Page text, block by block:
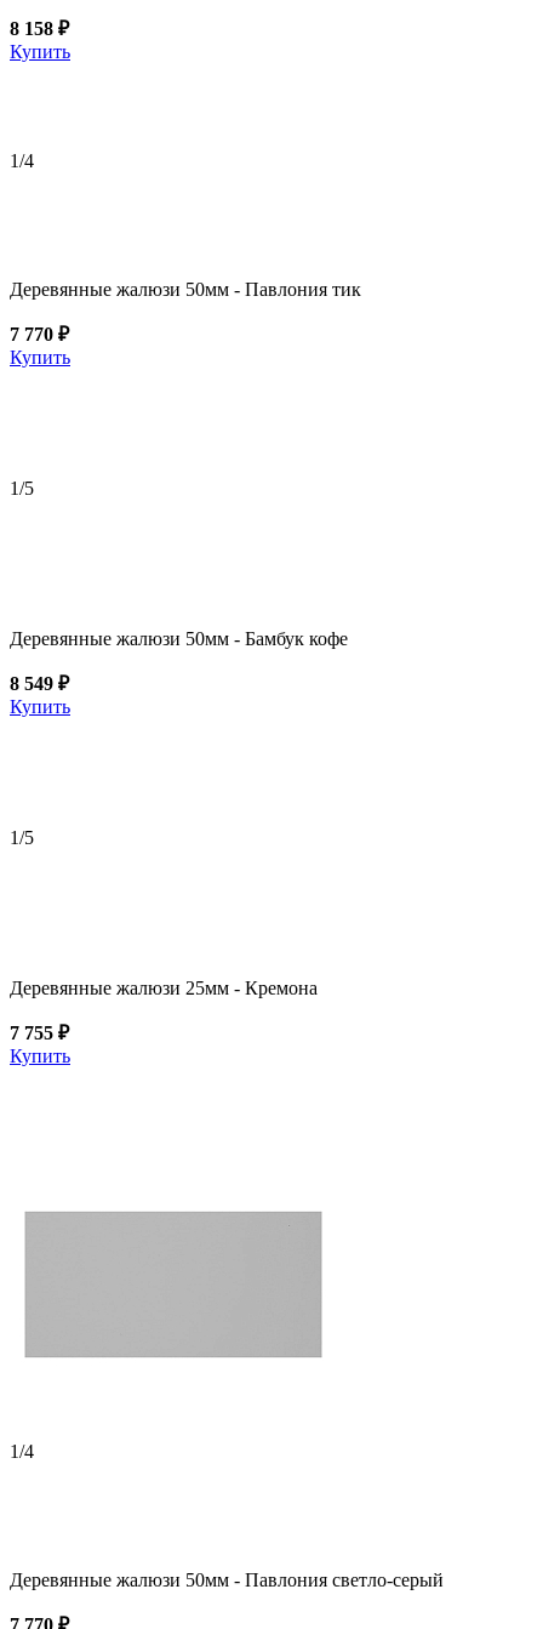
8 158 ₽
Купить
1/4
Деревянные жалюзи 50мм - Павлония тик
7 770 ₽
Купить
1/5
Деревянные жалюзи 50мм - Бамбук кофе
8 549 ₽
Купить
1/5
Деревянные жалюзи 25мм - Кремона
7 755 ₽
Купить
1/4
Деревянные жалюзи 50мм - Павлония светло-серый
7 770 ₽